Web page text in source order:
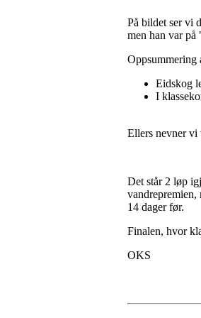
På bildet ser vi
men han var
Oppsummering
Eidskog
I
Ellers nevner vi
Det står 2 løp
vandrepremien,
14 dager før.
Finalen, hvor
OKS